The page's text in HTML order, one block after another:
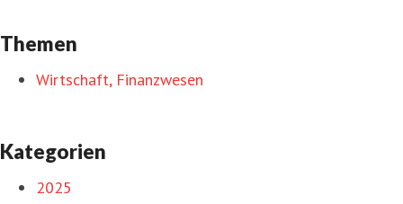
Themen
Wirtschaft, Finanzwesen
Kategorien
2025